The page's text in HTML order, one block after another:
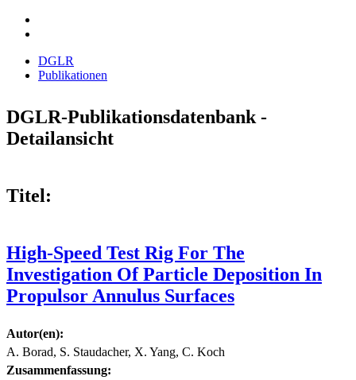
DGLR
Publikationen
DGLR-Publikationsdatenbank -
Detailansicht
Titel:
High-Speed Test Rig For The
Investigation Of Particle Deposition In
Propulsor Annulus Surfaces
Autor(en):
A. Borad, S. Staudacher, X. Yang, C. Koch
Zusammenfassung: